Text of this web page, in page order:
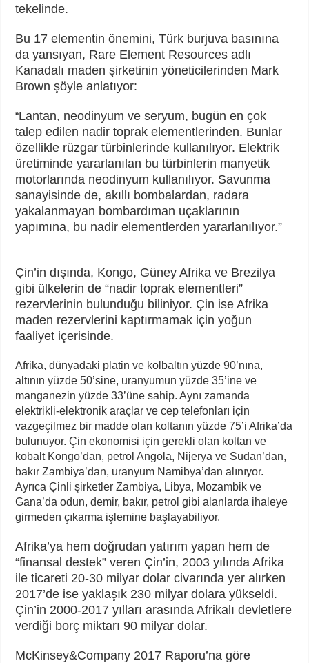
tekelinde.
Bu 17 elementin önemini, Türk burjuva basınına
da yansıyan, Rare Element Resources adlı
Kanadalı maden şirketinin yöneticilerinden Mark
Brown şöyle anlatıyor:
“Lantan, neodinyum ve seryum, bugün en çok
talep edilen nadir toprak elementlerinden. Bunlar
özellikle rüzgar türbinlerinde kullanılıyor. Elektrik
üretiminde yararlanılan bu türbinlerin manyetik
motorlarında neodinyum kullanılıyor. Savunma
sanayisinde de, akıllı bombalardan, radara
yakalanmayan bombardıman uçaklarının
yapımına, bu nadir elementlerden yararlanılıyor.”
Çin’in dışında, Kongo, Güney Afrika ve Brezilya
gibi ülkelerin de “nadir toprak elementleri”
rezervlerinin bulunduğu biliniyor. Çin ise Afrika
maden rezervlerini kaptırmamak için yoğun
faaliyet içerisinde.
Afrika, dünyadaki platin ve kolbaltın yüzde 90’nına,
altının yüzde 50’sine, uranyumun yüzde 35’ine ve
manganezin yüzde 33’üne sahip. Aynı zamanda
elektrikli-elektronik araçlar ve cep telefonları için
vazgeçilmez bir madde olan koltanın yüzde 75’i Afrika’da
bulunuyor. Çin ekonomisi için gerekli olan koltan ve
kobalt Kongo’dan, petrol Angola, Nijerya ve Sudan’dan,
bakır Zambiya’dan, uranyum Namibya’dan alınıyor.
Ayrıca Çinli şirketler Zambiya, Libya, Mozambik ve
Gana’da odun, demir, bakır, petrol gibi alanlarda ihaleye
girmeden çıkarma işlemine başlayabiliyor.
Afrika’ya hem doğrudan yatırım yapan hem de
“finansal destek” veren Çin’in, 2003 yılında Afrika
ile ticareti 20-30 milyar dolar civarında yer alırken
2017’de ise yaklaşık 230 milyar dolara yükseldi.
Çin’in 2000-2017 yılları arasında Afrikalı devletlere
verdiği borç miktarı 90 milyar dolar.
McKinsey&Company 2017 Raporu’na göre